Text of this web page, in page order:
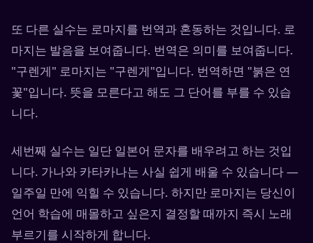
또 다른 실수는 로마지를 번역과 혼동하는 것입니다. 로
마지는 발음을 보여줍니다. 번역은 의미를 보여줍니다.
"구렌게" 로마지는 "구렌게"입니다. 번역하면 "붉은 연
꽃"입니다. 뜻을 모른다고 해도 그 단어를 부를 수 있습
니다.
세번째 실수는 일단 일본어 문자를 배우려고 하는 것입
니다. 가나와 카타카나는 사실 쉽게 배울 수 있습니다 —
일주일 만에 익힐 수 있습니다. 하지만 로마지는 당신이
언어 학습에 매몰하고 싶은지 결정할 때까지 즉시 노래
부르기를 시작하게 합니다.